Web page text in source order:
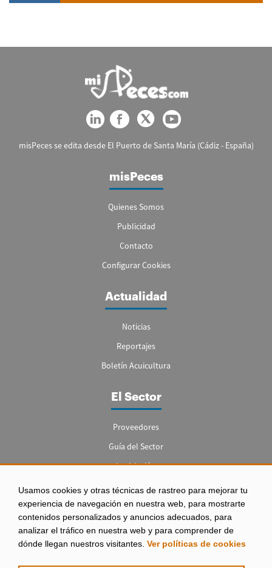
Usamos cookies y otras técnicas de rastreo para mejorar tu
experiencia de navegación en nuestra web, para mostrarte
contenidos personalizados y anuncios adecuados, para
analizar el tráfico en nuestra web y para comprender de
dónde llegan nuestros visitantes. Ver políticas de cookies
misPeces se edita desde El Puerto de Santa María (Cádiz - España)
misPeces
Quienes Somos
Publicidad
Contacto
Configurar Cookies
Actualidad
Noticias
Reportajes
Boletín Acuicultura
El Sector
Proveedores
Guía del Sector
Legislación
Empleo
Aviso legal
|